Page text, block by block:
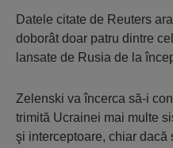
Datele citate de Reuters
doborât doar patru dintre
lansate de Rusia de la
Zelenski va încerca să-i
trimită Ucrainei mai multe
şi interceptoare, chiar dacă